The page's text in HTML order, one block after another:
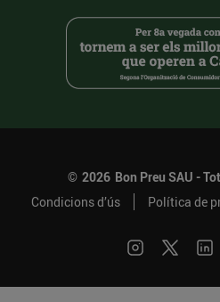
© 2026 Bon Preu SAU -
Condicions d’ús
Política de